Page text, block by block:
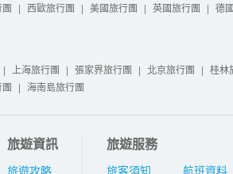
| 西歐旅行團 | 美國旅行團 | 英國旅行團 | 德
| 上海旅行團 | 張家界旅行團 | 北京旅行團 | 桂林
| 海南島旅行團
旅遊資訊
旅遊攻略
旅遊服務
旅客須知 航班資料